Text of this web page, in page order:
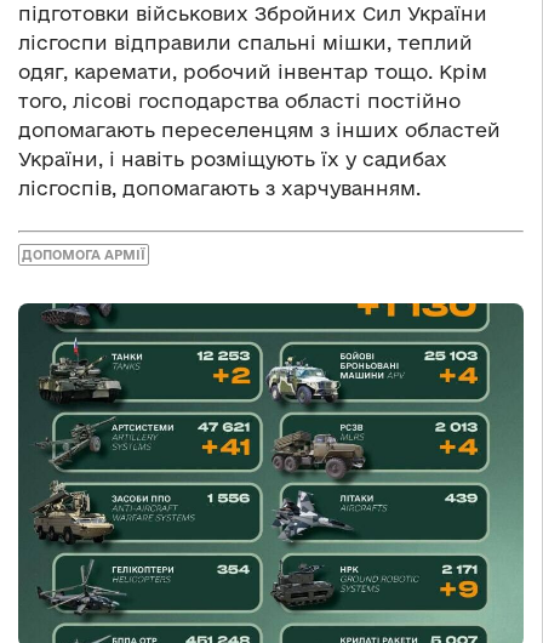
підготовки військових Збройних Сил України
лісгоспи відправили спальні мішки, теплий
одяг, каремати, робочий інвентар тощо. Крім
того, лісові господарства області постійно
допомагають переселенцям з інших областей
України, і навіть розміщують їх у садибах
лісгоспів, допомагають з харчуванням.
ДОПОМОГА АРМІЇ